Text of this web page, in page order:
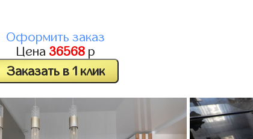
Оформить заказ
Цена 36568 р
Заказать в 1 клик